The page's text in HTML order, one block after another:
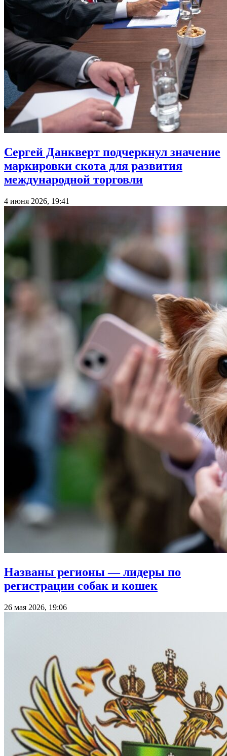
Сергей Данкверт подчеркнул значение
маркировки скота для развития
международной торговли
4 июня 2026, 19:41
Названы регионы — лидеры по
регистрации собак и кошек
26 мая 2026, 19:06